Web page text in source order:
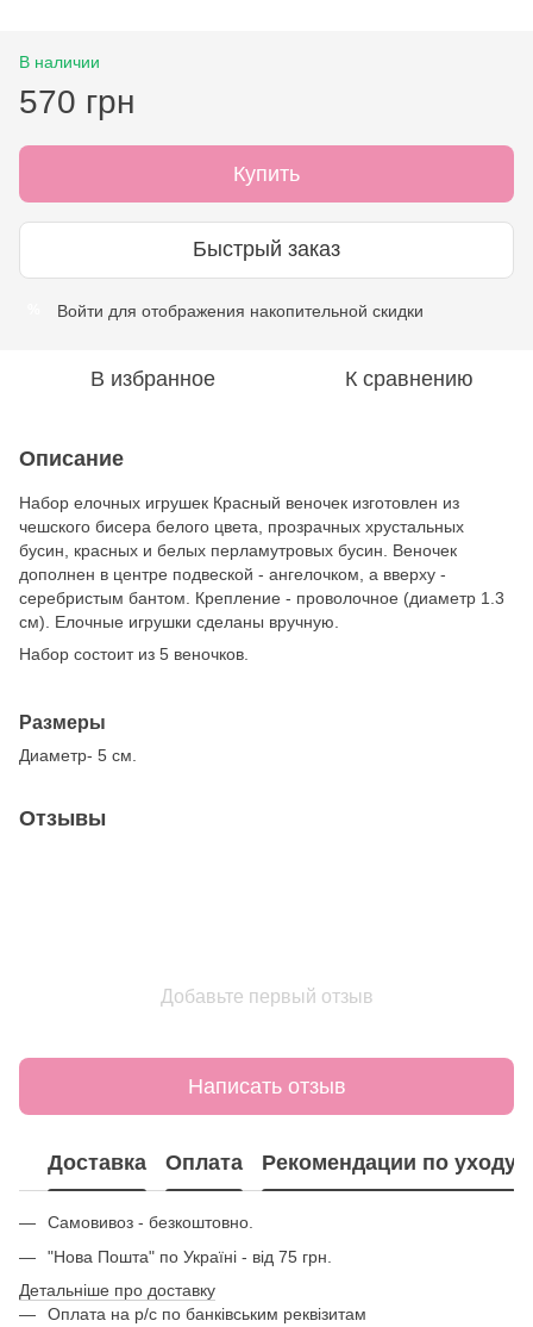
В наличии
570 грн
Купить
Быстрый заказ
Войти для отображения накопительной скидки
В избранное К сравнению
Описание
Набор елочных игрушек Красный веночек изготовлен из
чешского бисера белого цвета, прозрачных хрустальных
бусин, красных и белых перламутровых бусин. Веночек
дополнен в центре подвеской - ангелочком, а вверху -
серебристым бантом. Крепление - проволочное (диаметр 1.3
см). Елочные игрушки сделаны вручную.
Набор состоит из 5 веночков.
Размеры
Диаметр- 5 см.
Отзывы
Добавьте первый отзыв
Написать отзыв
Доставка Оплата Рекомендации по уходу
Самовивоз - безкоштовно.
"Нова Пошта" по Україні - від 75 грн.
Детальніше про доставку
Оплата на р/с по банківським реквізитам